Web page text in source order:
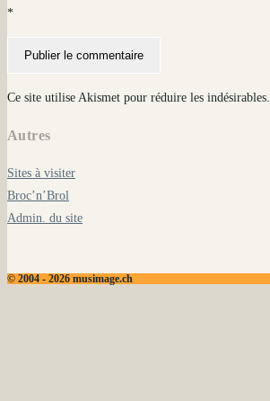
*
Ce site utilise Akismet pour réduire les indésirables.
Autres
Sites à visiter
Broc’n’Brol
Admin. du site
© 2004 - 2026 musimage.ch